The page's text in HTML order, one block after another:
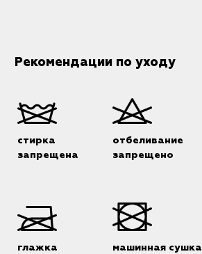
Рекомендации по уходу
стирка
запрещена
отбеливание
запрещено
глажка
машинная сушка